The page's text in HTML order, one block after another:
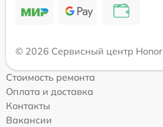
© 2026 Сервисный центр Honor
Стоимость ремонта
Оплата и доставка
Контакты
Вакансии